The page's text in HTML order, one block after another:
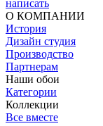
написать
О КОМПАНИИ
История
Дизайн студия
Производство
Партнерам
Наши обои
Категории
Коллекции
Все вместе